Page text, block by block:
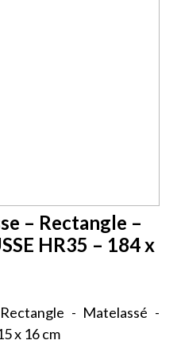
– Rectangle –
HR35 – 184 x
- Matelassé -
x 16 cm